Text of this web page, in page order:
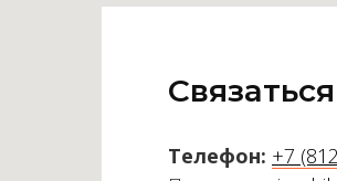
Телефон: +7